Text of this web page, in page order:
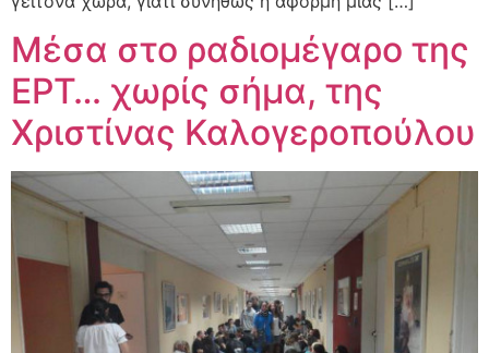
Μέσα στο ραδιομέγαρο της
ΕΡΤ… χωρίς σήμα, της
Χριστίνας Καλογεροπούλου